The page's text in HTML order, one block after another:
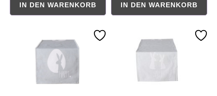
IN DEN WARENKORB IN DEN WARENKORB